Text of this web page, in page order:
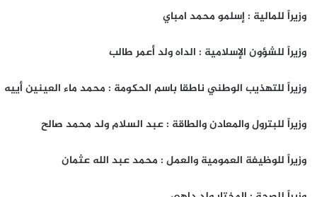
وزيراً للمالية : إسلمو محمد امباي
وزيراً للشؤون الإسلامية : الداه ولد أعمر طالب
وزيراً للتهذيب الوطني ناطقا باسم الحكومة : محمد ماء العينين أييه
وزيراً للبترول والمعادن والطاقة : عبد السلام ولد محمد صالح
وزيراً للوظيفة العمومية والعمل : محمد عبد الله عثمان